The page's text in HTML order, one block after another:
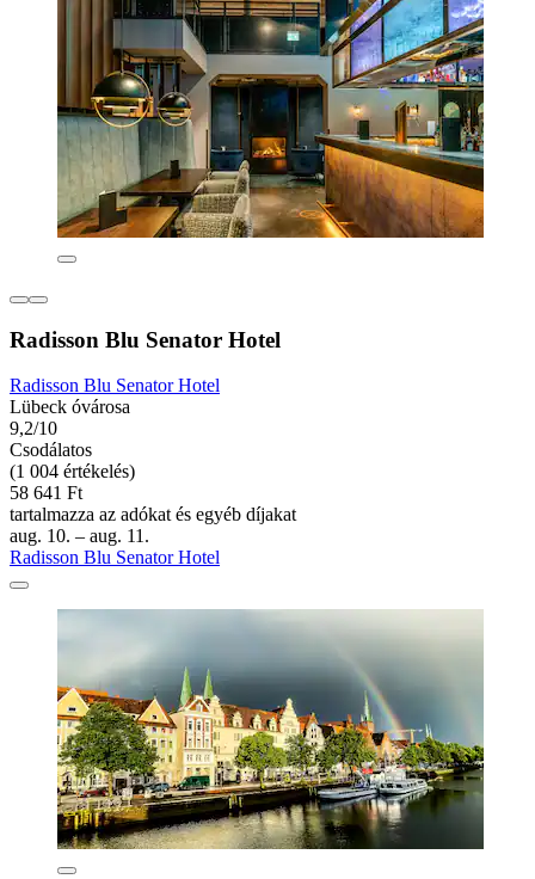
Radisson Blu Senator Hotel
Radisson Blu Senator Hotel
Lübeck óvárosa
9,2/10
Csodálatos
(1 004 értékelés)
58 641 Ft
tartalmazza az adókat és egyéb díjakat
aug. 10. – aug. 11.
Radisson Blu Senator Hotel